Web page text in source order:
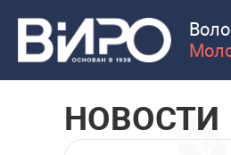
НОВОСТИ